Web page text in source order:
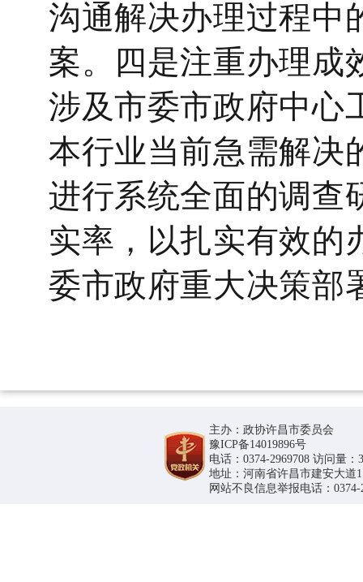
沟通解决办理过程中
案。四是注重办理成
涉及市委市政府中心
本行业当前急需解决
进行系统全面的调查
实率，以扎实有效的
委市政府重大决策部
主办：政协许昌市委员会
豫ICP备14019896号
电话：0374-2969708 访问量：
地址：河南省许昌市建安大道
网站不良信息举报电话：